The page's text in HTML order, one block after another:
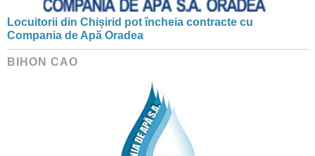
Locuitorii din Chișirid pot încheia contracte cu
Compania de Apă Oradea
BIHON CAO